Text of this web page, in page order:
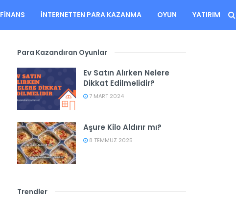
FINANS İNTERNETTEN PARA KAZANMA OYUN YATIRIM
Para Kazandıran Oyunlar
Ev Satın Alırken Nelere
Dikkat Edilmelidir?
7 MART 2024
Aşure Kilo Aldırır mı?
8 TEMMUZ 2025
Trendler